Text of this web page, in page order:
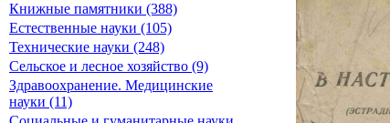
Книжные памятники (388)
Естественные науки (105)
Технические науки (248)
Сельское и лесное хозяйство (9)
Здравоохранение. Медицинские
науки (11)